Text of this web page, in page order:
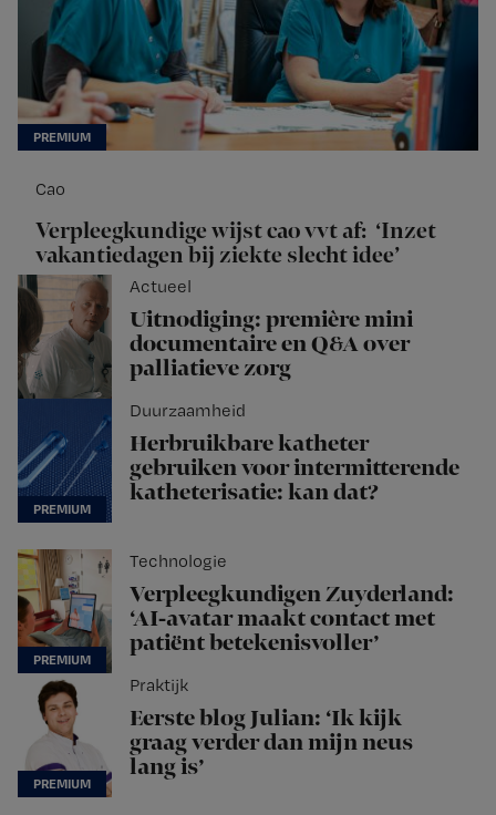
Cao
Verpleegkundige wijst cao vvt af: ‘Inzet
vakantiedagen bij ziekte slecht idee’
Actueel
Uitnodiging: première mini
documentaire en Q&A over
palliatieve zorg
Duurzaamheid
Herbruikbare katheter
gebruiken voor intermitterende
katheterisatie: kan dat?
Technologie
Verpleegkundigen Zuyderland:
‘AI-avatar maakt contact met
patiënt betekenisvoller’
Praktijk
Eerste blog Julian: ‘Ik kijk
graag verder dan mijn neus
lang is’